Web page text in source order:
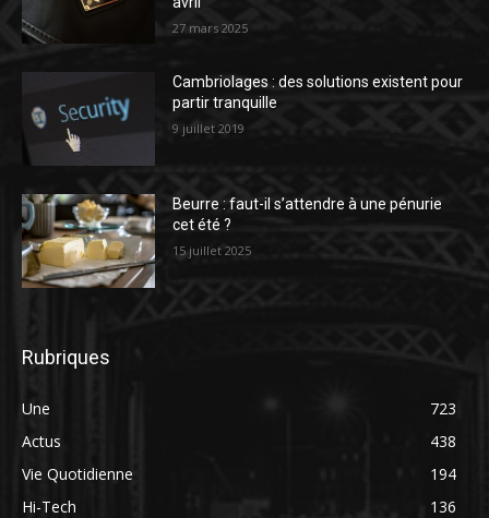
27 mars 2025
Cambriolages : des solutions existent pour
partir tranquille
9 juillet 2019
Beurre : faut-il s’attendre à une pénurie
cet été ?
15 juillet 2025
Rubriques
Une
723
Actus
438
Vie Quotidienne
194
Hi-Tech
136